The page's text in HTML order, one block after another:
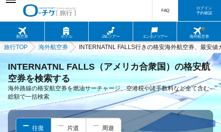
航空券 ホテル JALツアー エンタメツアー 海外航空券
FAQ
ログイン
予約確認
旅行TOP 海外航空券 INTERNATNL FALLS行きの格安海外航空券、最安値
INTERNATNL FALLS（アメリカ合衆国）の格安航
空券を検索する
海外路線の格安航空券を燃油サーチャージ、空港税や諸手数料など全て含む
総額で一括検索
往復 片道 周遊